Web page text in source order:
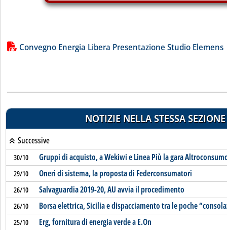
Lista allegati PDF alla notizia
Convegno Energia Libera Presentazione Studio Elemens
NOTIZIE NELLA STESSA SEZIONE
Successive
30/10 Gruppi di acquisto, a Wekiwi e Linea Più la gara
29/10 Oneri di sistema, la proposta di Federconsumatori
26/10 Salvaguardia 2019-20, AU avvia il procedimento
26/10 Borsa elettrica, Sicilia e dispacciamento tra le poche
25/10 Erg, fornitura di energia verde a E.On